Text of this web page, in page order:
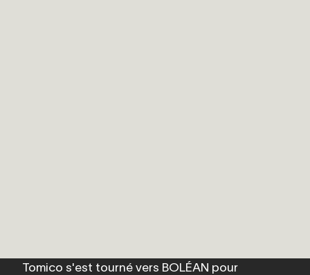
Tomico s'est tourné vers BOLÉAN pour